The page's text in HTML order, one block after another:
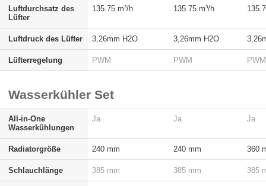
Luftdurchsatz des
Lüfter
135.75 m³/h 135.75 m³/h
Luftdruck des Lüfter 3,26mm H2O 3,26mm H2O
Lüfterregelung PWM PWM PWM
Wasserkühler Set
All-in-One
Wasserkühlungen
Ja Ja Ja
Radiatorgröße 240 mm 240 mm 360
Schlauchlänge 385 mm 385 mm 385